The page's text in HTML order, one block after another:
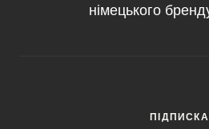
німецького
ПІДПИСКА